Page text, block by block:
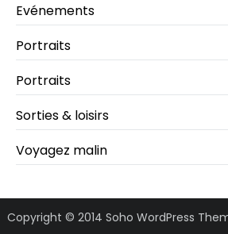
Evénements
Portraits
Portraits
Sorties & loisirs
Voyagez malin
Copyright © 2014 Soho WordPress